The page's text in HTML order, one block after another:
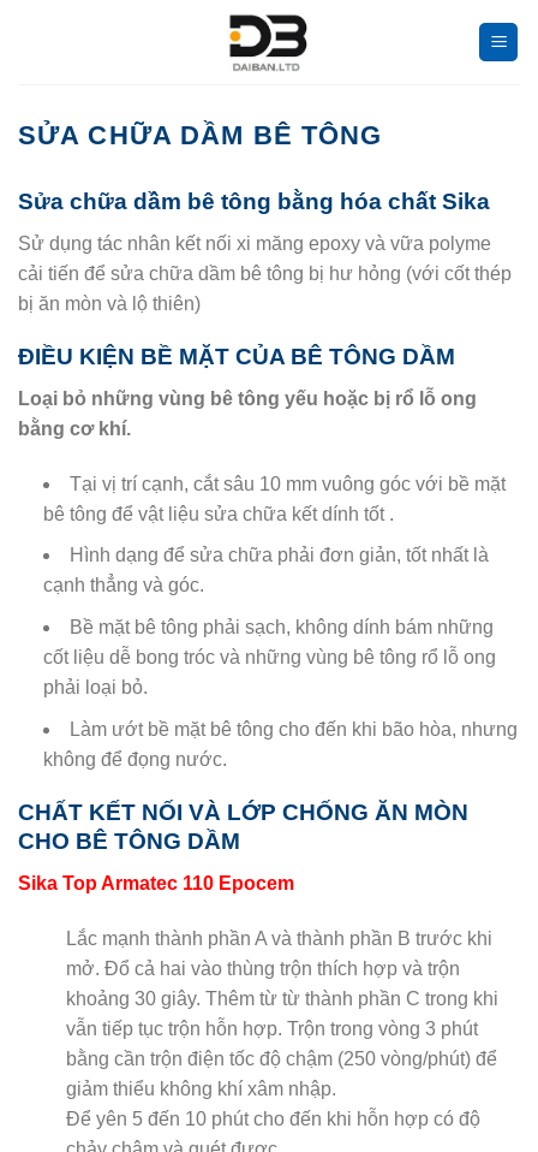
SỬA CHỮA DẦM BÊ TÔNG
Sửa chữa dầm bê tông bằng hóa chất Sika
Sử dụng tác nhân kết nối xi măng epoxy và vữa polyme
cải tiến để sửa chữa dầm bê tông bị hư hỏng (với cốt thép
bị ăn mòn và lộ thiên)
ĐIỀU KIỆN BỀ MẶT CỦA BÊ TÔNG DẦM
Loại bỏ những vùng bê tông yếu hoặc bị rổ lỗ ong
bằng cơ khí.
Tại vị trí cạnh, cắt sâu 10 mm vuông góc với bề mặt
bê tông để vật liệu sửa chữa kết dính tốt .
Hình dạng để sửa chữa phải đơn giản, tốt nhất là
cạnh thẳng và góc.
Bề mặt bê tông phải sạch, không dính bám những
cốt liệu dễ bong tróc và những vùng bê tông rổ lỗ ong
phải loại bỏ.
Làm ướt bề mặt bê tông cho đến khi bão hòa, nhưng
không để đọng nước.
CHẤT KẾT NỐI VÀ LỚP CHỐNG ĂN MÒN
CHO BÊ TÔNG DẦM
Sika Top Armatec 110 Epocem
Lắc mạnh thành phần A và thành phần B trước khi
mở. Đổ cả hai vào thùng trộn thích hợp và trộn
khoảng 30 giây. Thêm từ từ thành phần C trong khi
vẫn tiếp tục trộn hỗn hợp. Trộn trong vòng 3 phút
bằng cần trộn điện tốc độ chậm (250 vòng/phút) để
giảm thiểu không khí xâm nhập.
Để yên 5 đến 10 phút cho đến khi hỗn hợp có độ